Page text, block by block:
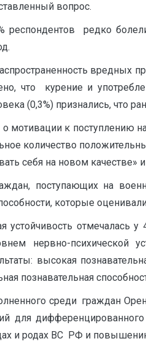
вопрос.
респондентов редко
что курение и
(0,3%) признались, что
мотивации к поступлению
количество
себя на новом
поступающих на
которые
устойчивость отмечалась
нервно-психической
высокая
познавательная
среди граждан
для
и родах ВС РФ и